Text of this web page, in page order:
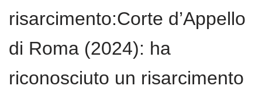
risarcimento:Corte d’Appello
di Roma (2024): ha
riconosciuto un risarcimento